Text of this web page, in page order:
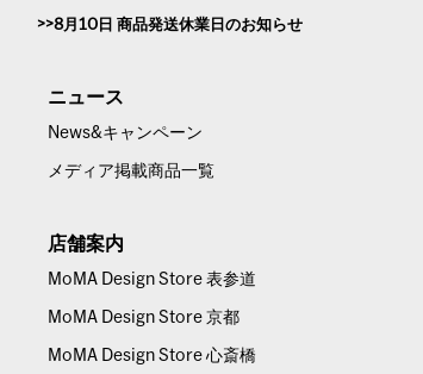
8月10日 商品発送休業日のお知らせ
ニュース
News&キャンペーン
メディア掲載商品一覧
店舗案内
MoMA Design Store 表参道
MoMA Design Store 京都
MoMA Design Store 心斎橋